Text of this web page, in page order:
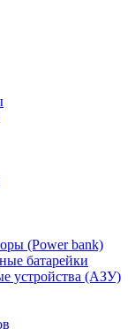
(Power bank)
батарейки
устройства (АЗУ)